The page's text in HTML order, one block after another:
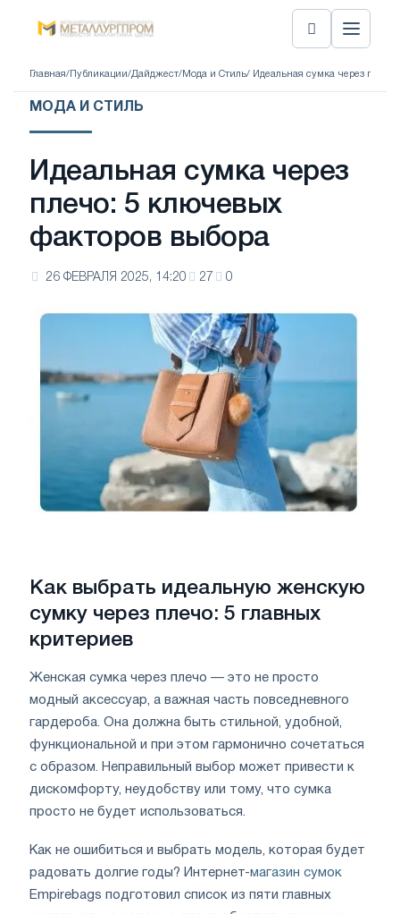
Главная/ Публикации/Дайджест/ Мода и Стиль/ Идеальная сумка через
МОДА И СТИЛЬ
Идеальная сумка через
плечо: 5 ключевых
факторов выбора
26 ФЕВРАЛЯ 2025, 14:20 27 0
Как выбрать идеальную женскую
сумку через плечо: 5 главных
критериев
Женская сумка через плечо — это не просто
модный аксессуар, а важная часть повседневного
гардероба. Она должна быть стильной, удобной,
функциональной и при этом гармонично сочетаться
с образом. Неправильный выбор может привести к
дискомфорту, неудобству или тому, что сумка
просто не будет использоваться.
Как не ошибиться и выбрать модель, которая будет
радовать долгие годы? Интернет-магазин сумок
Empirebags подготовил список из пяти главных